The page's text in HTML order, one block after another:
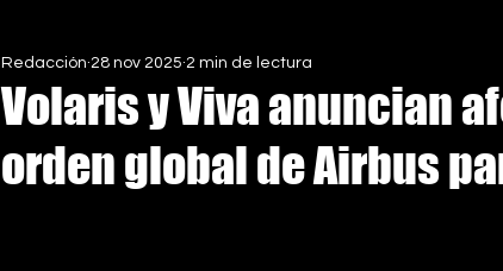
Volaris y Viva anuncian
orden global de Airbus
Redacción 28 nov 2025 2 min de lectura